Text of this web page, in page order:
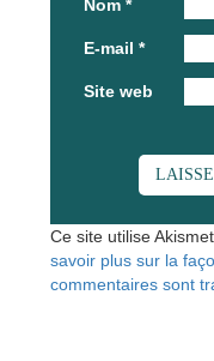
Nom *
E-mail *
Site web
Ce site utilise
savoir plus sur la
commentaires sont